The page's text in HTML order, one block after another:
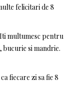
felicitari de 8
Iti multumesc pentru
si mandrie.
fiecare zi sa fie 8